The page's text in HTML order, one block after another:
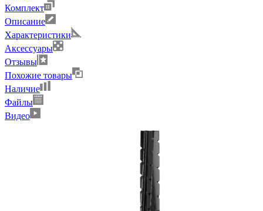
Комплект
Описание
Характеристики
Аксессуары
Отзывы
Похожие товары
Наличие
Файлы
Видео